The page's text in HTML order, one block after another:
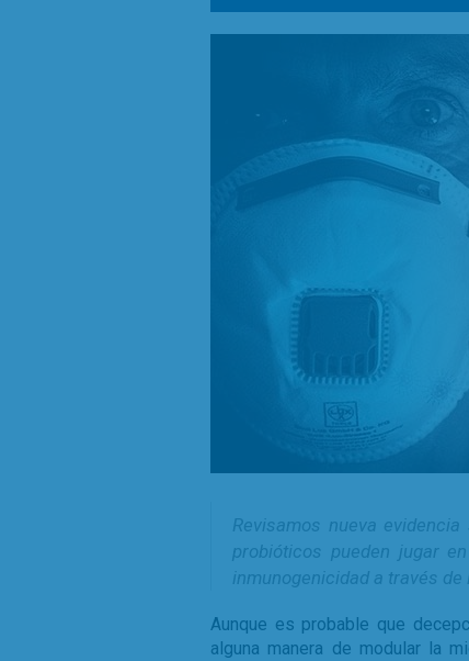
Revisamos nueva
probióticos pueden jugar
inmunogenicidad a través
Aunque es probable que
alguna manera de modular la